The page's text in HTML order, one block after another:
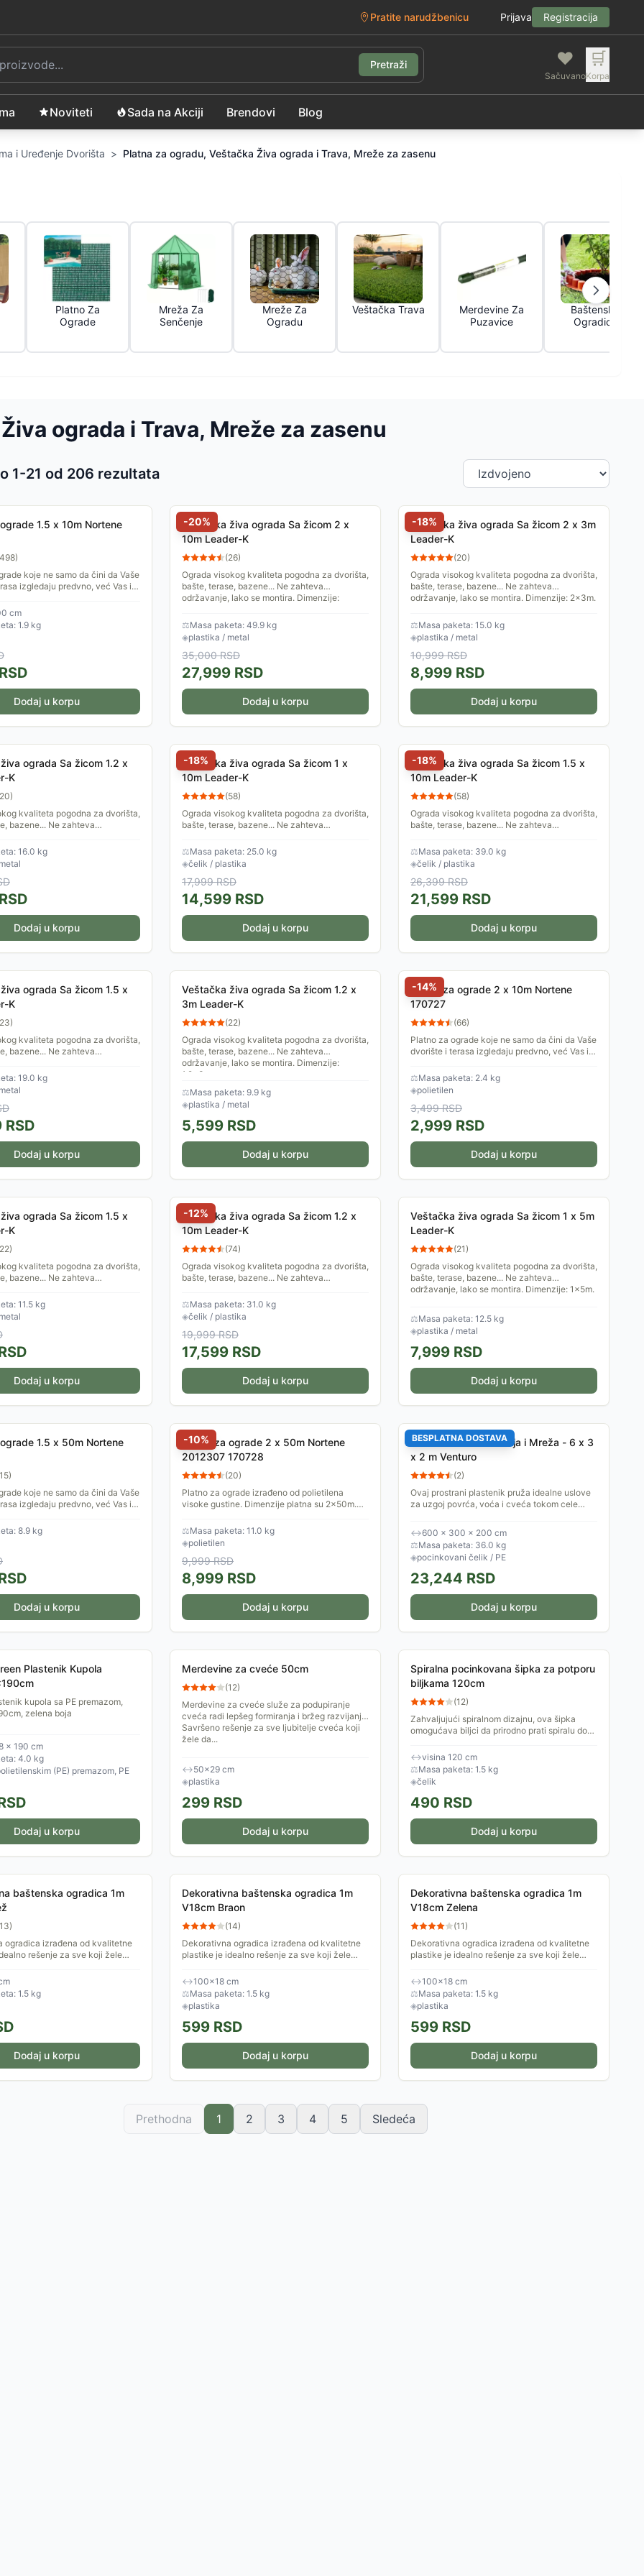
Pratite narudžbenicu Prijava Registracija
Pretraži ❤️
Sačuvano
🛒
Korpa
Noviteti Sada na Akciji Brendovi Blog
i Uređenje Dvorišta > Platna za ogradu, Veštačka Živa ograda i Trava, Mreže za zasenu
Platno Za
Ograde
Mreža Za
Senčenje
Mreže Za
Ogradu
Veštačka Trava
Merdevine Za
Puzavice
Baštenske
Ogradice
ograda i Trava, Mreže za zasenu
1-21 od 206 rezultata
1.5 x 10m Nortene
498)
koje ne samo da čini da Vaše
izgledaju predvno, već Vas i
cm
1.9 kg
RSD
Dodaj u korpu
-20%
Veštačka živa ograda Sa žicom 2 x
10m Leader-K
(26)
Ograda visokog kvaliteta pogodna za dvorišta,
bašte, terase, bazene... Ne zahteva
održavanje, lako se montira. Dimenzije:
⚖Masa paketa: 49.9 kg
◈plastika / metal
35,000RSD
27,999 RSD
Dodaj u korpu
-18%
Veštačka živa ograda Sa žicom 2 x 3m
Leader-K
(20)
Ograda visokog kvaliteta pogodna za dvorišta,
bašte, terase, bazene... Ne zahteva
održavanje, lako se montira. Dimenzije: 2x3m.
⚖Masa paketa: 15.0 kg
◈plastika / metal
10,999RSD
8,999 RSD
Dodaj u korpu
ograda Sa žicom 1.2 x
K
20)
kvaliteta pogodna za dvorišta,
bazene... Ne zahteva
16.0 kg
RSD
Dodaj u korpu
-18%
Veštačka živa ograda Sa žicom 1 x
10m Leader-K
(58)
Ograda visokog kvaliteta pogodna za dvorišta,
bašte, terase, bazene... Ne zahteva
1x10m.
⚖Masa paketa: 25.0 kg
◈čelik / plastika
17,999RSD
14,599 RSD
Dodaj u korpu
-18%
Veštačka živa ograda Sa žicom 1.5 x
10m Leader-K
(58)
Ograda visokog kvaliteta pogodna za dvorišta,
bašte, terase, bazene... Ne zahteva
1.5x10m.
⚖Masa paketa: 39.0 kg
◈čelik / plastika
26,399RSD
21,599 RSD
Dodaj u korpu
ograda Sa žicom 1.5 x
K
23)
kvaliteta pogodna za dvorišta,
bazene... Ne zahteva
19.0 kg
RSD
Dodaj u korpu
Veštačka živa ograda Sa žicom 1.2 x
3m Leader-K
(22)
Ograda visokog kvaliteta pogodna za dvorišta,
bašte, terase, bazene... Ne zahteva
održavanje, lako se montira. Dimenzije:
1.2x3m.
⚖Masa paketa: 9.9 kg
◈plastika / metal
5,599 RSD
Dodaj u korpu
-14%
Platno za ograde 2 x 10m Nortene
170727
(66)
Platno za ograde koje ne samo da čini da Vaše
dvorište i terasa izgledaju predvno, već Vas i
Dimenzije 2 x...
⚖Masa paketa: 2.4 kg
◈polietilen
3,499RSD
2,999 RSD
Dodaj u korpu
ograda Sa žicom 1.5 x
K
22)
kvaliteta pogodna za dvorišta,
bazene... Ne zahteva
11.5 kg
Dodaj u korpu
-12%
Veštačka živa ograda Sa žicom 1.2 x
10m Leader-K
(74)
Ograda visokog kvaliteta pogodna za dvorišta,
bašte, terase, bazene... Ne zahteva
1.2x10m.
⚖Masa paketa: 31.0 kg
◈čelik / plastika
19,999RSD
17,599 RSD
Dodaj u korpu
Veštačka živa ograda Sa žicom 1 x 5m
Leader-K
(21)
Ograda visokog kvaliteta pogodna za dvorišta,
bašte, terase, bazene... Ne zahteva
održavanje, lako se montira. Dimenzije: 1x5m.
⚖Masa paketa: 12.5 kg
◈plastika / metal
7,999 RSD
Dodaj u korpu
1.5 x 50m Nortene
15)
koje ne samo da čini da Vaše
izgledaju predvno, već Vas i
8.9 kg
Dodaj u korpu
-10%
Platno za ograde 2 x 50m Nortene
2012307 170728
(20)
Platno za ograde izrađeno od polietilena
visoke gustine. Dimenzije platna su 2x50m.
⚖Masa paketa: 11.0 kg
◈polietilen
9,999RSD
8,999 RSD
Dodaj u korpu
BESPLATNA DOSTAVA
Plastenik - Konstrukcija i Mreža - 6 x 3
x 2 m Venturo
(2)
Ovaj prostrani plastenik pruža idealne uslove
za uzgoj povrća, voća i cveća tokom cele
optimalan prostor za...
↔600 × 300 × 200 cm
⚖Masa paketa: 36.0 kg
◈pocinkovani čelik / PE
23,244 RSD
Dodaj u korpu
Plastenik Kupola
kupola sa PE premazom,
zelena boja
× 190 cm
4.0 kg
(PE) premazom, PE
Dodaj u korpu
Merdevine za cveće 50cm
(12)
Merdevine za cveće služe za podupiranje
cveća radi lepšeg formiranja i bržeg razvijanja.
Savršeno rešenje za sve ljubitelje cveća koji
žele da...
↔50×29 cm
◈plastika
299 RSD
Dodaj u korpu
Spiralna pocinkovana šipka za potporu
biljkama 120cm
(12)
Zahvaljujući spiralnom dizajnu, ova šipka
omogućava biljci da prirodno prati spiralu dok
neophodna za plod i...
↔visina 120 cm
⚖Masa paketa: 1.5 kg
◈čelik
490 RSD
Dodaj u korpu
baštenska ogradica 1m
13)
ogradica izrađena od kvalitetne
rešenje za sve koji žele
1.5 kg
Dodaj u korpu
Dekorativna baštenska ogradica 1m
V18cm Braon
(14)
Dekorativna ogradica izrađena od kvalitetne
plastike je idealno rešenje za sve koji žele
pritom zadrže...
↔100×18 cm
⚖Masa paketa: 1.5 kg
◈plastika
599 RSD
Dodaj u korpu
Dekorativna baštenska ogradica 1m
V18cm Zelena
(11)
Dekorativna ogradica izrađena od kvalitetne
plastike je idealno rešenje za sve koji žele
pritom zadrže...
↔100×18 cm
⚖Masa paketa: 1.5 kg
◈plastika
599 RSD
Dodaj u korpu
Prethodna 1 2 3 4 5 Sledeća